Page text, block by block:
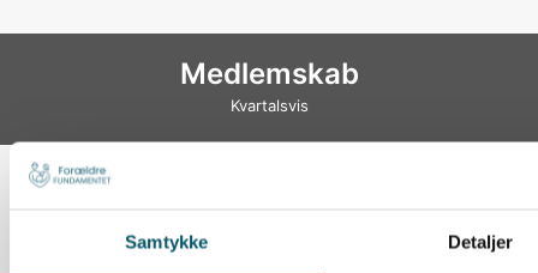
Samtykke Detaljer
Medlemskab
Kvartalsvis
360